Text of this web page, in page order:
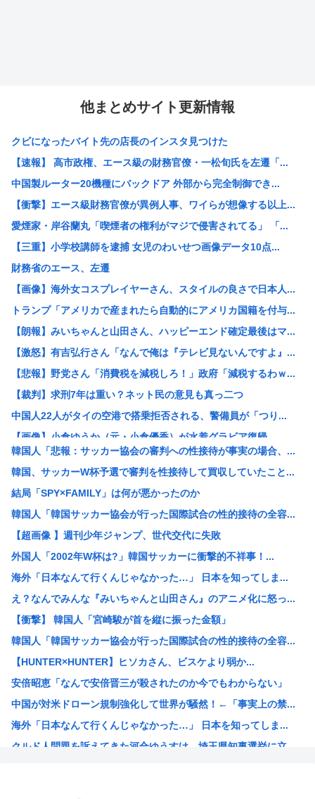
他まとめサイト更新情報
クビになったバイト先の店長のインスタ見つけた
【速報】 高市政権、エース級の財務官僚・一松旬氏を左遷「...
中国製ルーター20機種にバックドア 外部から完全制御でき...
【衝撃】エース級財務官僚が異例人事、ワイらが想像する以上...
愛煙家・岸谷蘭丸「喫煙者の権利がマジで侵害されてる」 「...
【三重】小学校講師を逮捕 女児のわいせつ画像データ10点...
財務省のエース、左遷
【画像】海外女コスプレイヤーさん、スタイルの良さで日本人...
トランプ「アメリカで産まれたら自動的にアメリカ国籍を付与...
【朗報】みいちゃんと山田さん、ハッピーエンド確定最後はマ...
【激怒】有吉弘行さん「なんで俺は『テレビ見ないんですよ』...
【悲報】野党さん「消費税を減税しろ！」政府「減税するわｗ...
【裁判】求刑7年は重い？ネット民の意見も真っ二つ
中国人22人がタイの空港で搭乗拒否される、警備員が「つり...
【画像】小倉ゆうか（元・小倉優香）が水着グラビア復帰
【画像】イギリスの恋愛番組セクシー過ぎてしまうwww
【画像】令和のJKの待ち受け画像、俺たちには眩しすぎるw...
【画像】電撃婚から1年半…狩野舞子さん、黒ドレス姿の激変...
【画像あり】中学生アイドルの撮影会の様子をご覧くださいｗ...
【画像】『菓子パン』だけ食べてる男の部屋、ガチでエグいw...
石油もない、鉄もない、国土の7割は山…それでも日本が世界...
豊臣秀吉と徳川家康 どちらが強かったの
中国、アメリカに対する制裁を一斉発表
【朗報】ジャンプが最も売れた1995年新年3・4合併号に...
アップル「よその会社（Android勢？）はすぐに使えな...
日本が長距離巡航ミサイルの試験発射に成功！北朝鮮が激怒「...
【衝撃】ちょｗ AIが勝手にサイバー攻撃とかｗｗｗおまえ...
男女共同参画局「女性が尊重されない避難所のあり方を許しは...
元ＮＨＫ中川安奈アナがミニスカポリスのコスプレ披露www
韓国人「悲報：サッカー協会の審判への性接待が事実の場合、...
韓国、サッカーW杯予選で審判を性接待して買収していたこと...
結局「SPY×FAMILY」は何が悪かったのか
韓国人「韓国サッカー協会が行った国際試合の性的接待の全容...
【超画像 】週刊少年ジャンプ、世代交代に失敗
外国人「2002年W杯は?」韓国サッカーに衝撃的不祥事！...
海外「日本なんて行くんじゃなかった…」 日本を知ってしま...
え？なんでみんな『みいちゃんと山田さん』のアニメ化に怒っ...
【衝撃】 韓国人「宮崎駿が首を縦に振った金額」
韓国人「韓国サッカー協会が行った国際試合の性的接待の全容...
【HUNTER×HUNTER】ヒソカさん、ビスケより弱か...
安倍昭恵「なんで安倍晋三が殺されたのか今でもわからない」
中国が対米ドローン規制強化して世界が騒然！←「事実上の禁...
海外「日本なんて行くんじゃなかった…」 日本を知ってしま...
クルド人問題を訴えてきた河合ゆうすけ、埼玉県知事選挙に立...